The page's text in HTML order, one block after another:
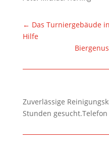
← Das Turniergebäude
Hilfe
Zuverlässige
Stunden gesucht.Telefon